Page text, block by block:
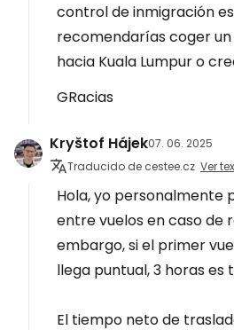
control de inmigración
recomendarías coger
hacia Kuala Lumpur o
GRacias
Kryštof Hájek07. 06. 2025
Traducido de cestee.cz Ver
Hola, yo
entre vuelos en caso de
embargo, si el primer
llega puntual, 3 horas es
El tiempo neto de